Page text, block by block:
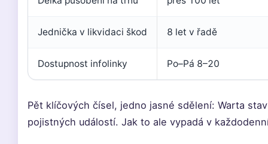
Jednička v likvidaci škod 8 let v řadě
Dostupnost infolinky Po–Pá 8–20
Pět klíčových čísel, jedno jasné sdělení: Warta
pojistných událostí. Jak to ale vypadá v